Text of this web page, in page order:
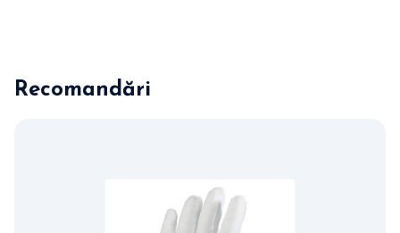
Recomandări